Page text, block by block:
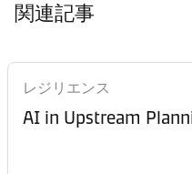
関連記事
レジリエンス
AI in Upstream